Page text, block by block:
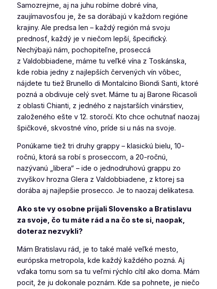
Samozrejme, aj na juhu robíme dobré vína,
zaujímavosťou je, že sa dorábajú v každom regióne
krajiny. Ale predsa len – každý región má svoju
prednosť, každý je v niečom lepší, špecifický.
Nechýbajú nám, pochopiteľne, proseccá
z Valdobbiadene, máme tu veľké vína z Toskánska,
kde robia jedny z najlepších červených vín vôbec,
nájdete tu tiež Brunello di Montalcino Biondi Santi, ktoré
pozná a obdivuje celý svet. Máme tu aj Barone Ricasoli
z oblasti Chianti, z jedného z najstarších vinárstiev,
založeného ešte v 12. storočí. Kto chce ochutnať naozaj
špičkové, skvostné víno, príde si u nás na svoje.
Ponúkame tiež tri druhy grappy – klasickú bielu, 10-
ročnú, ktorá sa robí s proseccom, a 20-ročnú,
nazývanú „libera“ – ide o jednodruhovú grappu zo
zvyškov hrozna Glera z Valdobbiadene, z ktorej sa
dorába aj najlepšie prosecco. Je to naozaj delikatesa.
Ako ste vy osobne prijali Slovensko a Bratislavu
za svoje, čo tu máte rád a na čo ste si, naopak,
doteraz nezvykli?
Mám Bratislavu rád, je to také malé veľké mesto,
európska metropola, kde každý každého pozná. Aj
vďaka tomu som sa tu veľmi rýchlo cítil ako doma. Mám
pocit, že ju dokonale poznám. Kde sa pohnete, je niečo